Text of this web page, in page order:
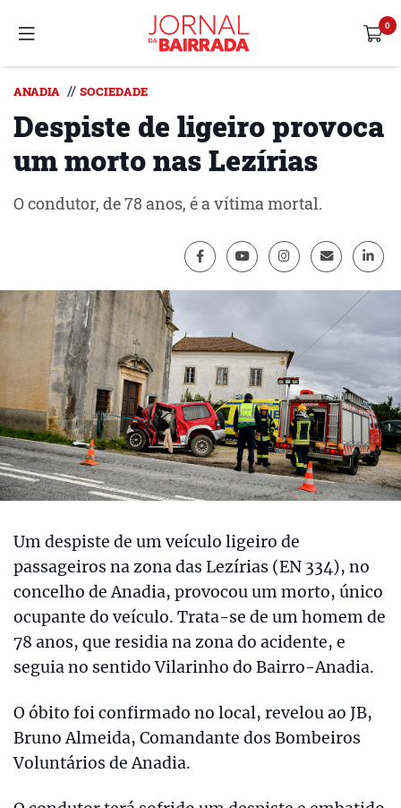
ANADIA // SOCIEDADE
Despiste de ligeiro provoca
um morto nas Lezírias
O condutor, de 78 anos, é a vítima mortal.
Um despiste de um veículo ligeiro de
passageiros na zona das Lezírias (EN 334), no
concelho de Anadia, provocou um morto, único
ocupante do veículo. Trata-se de um homem de
78 anos, que residia na zona do acidente, e
seguia no sentido Vilarinho do Bairro-Anadia.
O óbito foi confirmado no local, revelou ao JB,
Bruno Almeida, Comandante dos Bombeiros
Voluntários de Anadia.